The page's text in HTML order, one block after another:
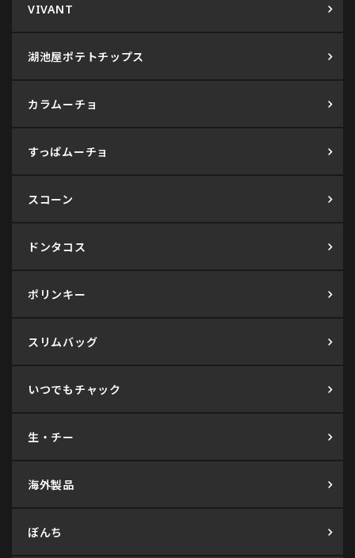
VIVANT
湖池屋ポテトチップス
カラムーチョ
すっぱムーチョ
スコーン
ドンタコス
ポリンキー
スリムバッグ
いつでもチャック
生・チー
海外製品
ぼんち